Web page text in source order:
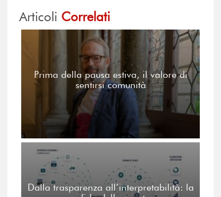
Articoli Correlati
Prima della pausa estiva, il valore di
sentirsi comunità
Dalla trasparenza all’interpretabilità: la